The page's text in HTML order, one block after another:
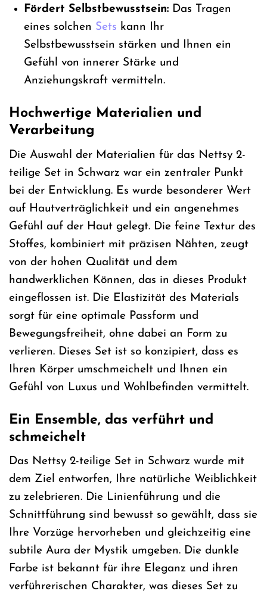
Fördert Selbstbewusstsein:Das Tragen
eines solchen Sets kann Ihr
Selbstbewusstsein stärken und Ihnen ein
Gefühl von innerer Stärke und
Anziehungskraft vermitteln.
Hochwertige Materialien und
Verarbeitung
Die Auswahl der Materialien für das Nettsy 2-
teilige Set in Schwarz war ein zentraler Punkt
bei der Entwicklung. Es wurde besonderer Wert
auf Hautverträglichkeit und ein angenehmes
Gefühl auf der Haut gelegt. Die feine Textur des
Stoffes, kombiniert mit präzisen Nähten, zeugt
von der hohen Qualität und dem
handwerklichen Können, das in dieses Produkt
eingeflossen ist. Die Elastizität des Materials
sorgt für eine optimale Passform und
Bewegungsfreiheit, ohne dabei an Form zu
verlieren. Dieses Set ist so konzipiert, dass es
Ihren Körper umschmeichelt und Ihnen ein
Gefühl von Luxus und Wohlbefinden vermittelt.
Ein Ensemble, das verführt und
schmeichelt
Das Nettsy 2-teilige Set in Schwarz wurde mit
dem Ziel entworfen, Ihre natürliche Weiblichkeit
zu zelebrieren. Die Linienführung und die
Schnittführung sind bewusst so gewählt, dass sie
Ihre Vorzüge hervorheben und gleichzeitig eine
subtile Aura der Mystik umgeben. Die dunkle
Farbe ist bekannt für ihre Eleganz und ihren
verführerischen Charakter, was dieses Set zu